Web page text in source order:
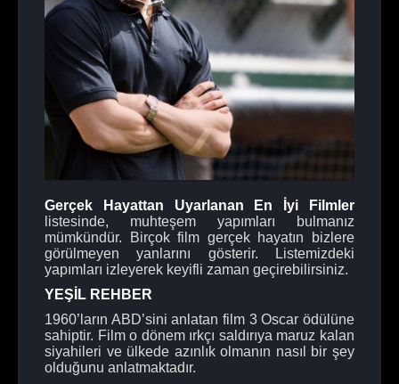
Gerçek Hayattan Uyarlanan En İyi Filmler
listesinde, muhteşem yapımları bulmanız
mümkündür. Birçok film gerçek hayatın bizlere
görülmeyen yanlarını gösterir. Listemizdeki
yapımları izleyerek keyifli zaman geçirebilirsiniz.
YEŞİL REHBER
1960’ların ABD’sini anlatan film 3 Oscar ödülüne
sahiptir. Film o dönem ırkçı saldırıya maruz kalan
siyahileri ve ülkede azınlık olmanın nasıl bir şey
olduğunu anlatmaktadır.